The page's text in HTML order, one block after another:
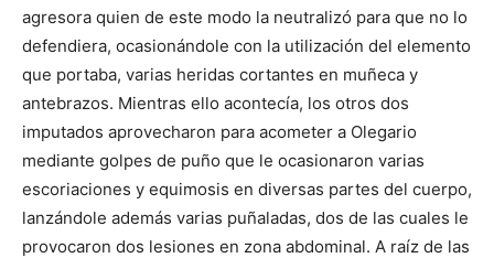
agresora quien de este modo la neutralizó para que no lo
defendiera, ocasionándole con la utilización del elemento
que portaba, varias heridas cortantes en muñeca y
antebrazos. Mientras ello acontecía, los otros dos
imputados aprovecharon para acometer a Olegario
mediante golpes de puño que le ocasionaron varias
escoriaciones y equimosis en diversas partes del cuerpo,
lanzándole además varias puñaladas, dos de las cuales le
provocaron dos lesiones en zona abdominal. A raíz de las